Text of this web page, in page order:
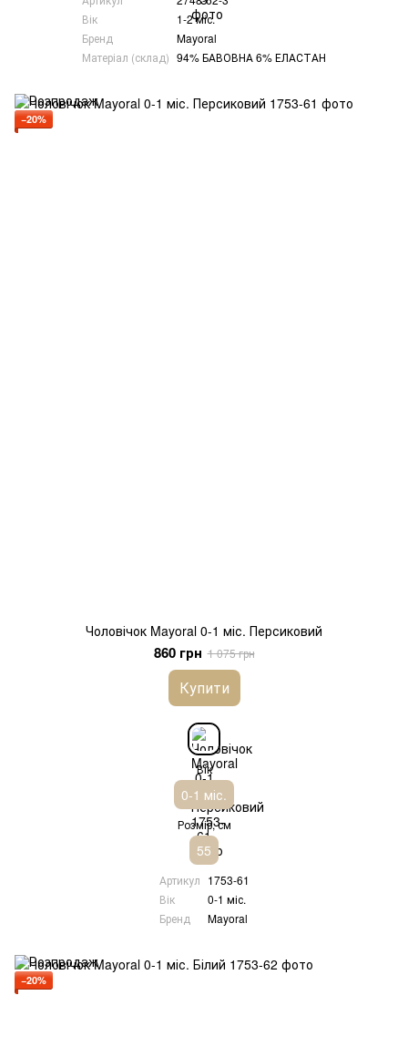
Вік
1-2 міс.
Бренд
Mayoral
Матеріал (склад) 94% БАВОВНА 6% ЕЛАСТАН
−20%
Чоловічок Mayoral 0-1 міс. Персиковий
860 грн 1 075 грн
Купити
Вік
0-1 міс.
Розмір, см
55
Артикул 1753-61
Вік
0-1 міс.
Бренд
Mayoral
−20%